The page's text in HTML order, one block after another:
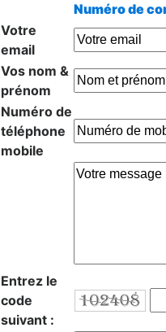
Numéro de
Votre
email
Vos nom &
prénom
Numéro de
téléphone
mobile
Entrez le
code
suivant :